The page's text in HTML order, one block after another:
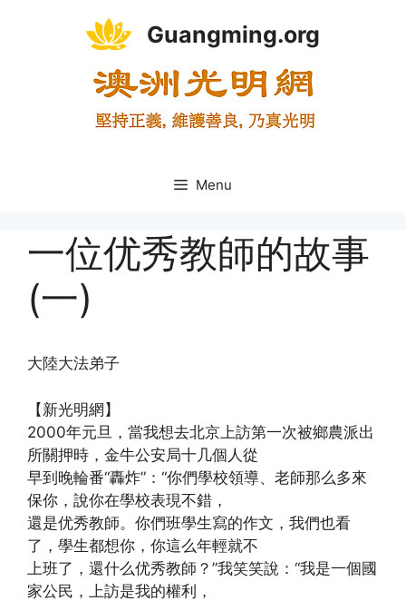
Guangming.org
Menu
一位优秀教師的故事
(一)
大陸大法弟子
【新光明網】
2000年元旦，當我想去北京上訪第一次被鄉農派出
所關押時，金牛公安局十几個人從
早到晚輪番“轟炸”：“你們學校領導、老師那么多來
保你，說你在學校表現不錯，
還是优秀教師。你們班學生寫的作文，我們也看
了，學生都想你，你這么年輕就不
上班了，還什么优秀教師？”我笑笑說：“我是一個國
家公民，上訪是我的權利，